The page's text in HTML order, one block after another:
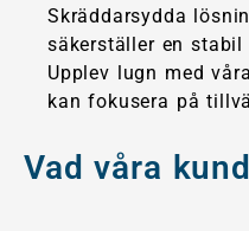
Skräddarsydda
säkerställer en stabil
Upplev lugn med
kan fokusera på
Vad våra